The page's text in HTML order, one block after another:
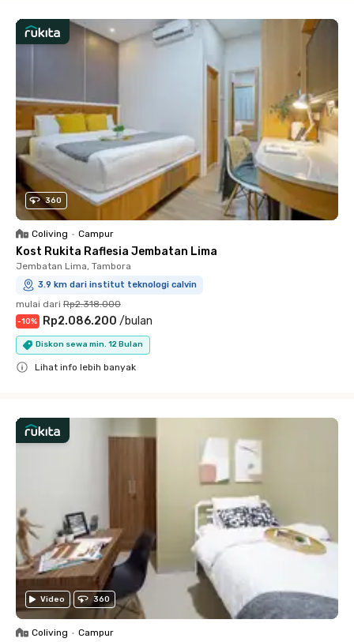
360
Coliving • Campur
Kost Rukita Raflesia Jembatan Lima
Jembatan Lima, Tambora
3.9 km dari institut teknologi calvin
mulai dari Rp2.318.000
-10% Rp2.086.200 /bulan
Diskon sewa min. 12 Bulan
Lihat info lebih banyak
Video 360
Coliving • Campur